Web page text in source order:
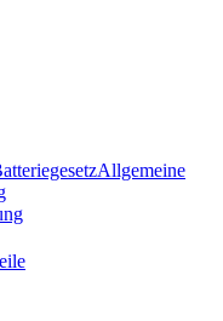
Allgemeine